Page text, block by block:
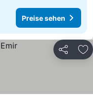
Preise sehen
Teilen